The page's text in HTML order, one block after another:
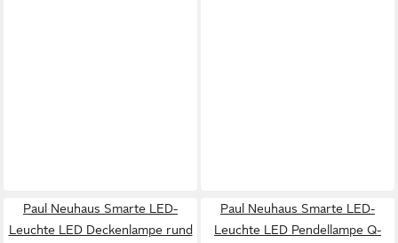
Paul Neuhaus Smarte LED-
Leuchte LED Deckenlampe rund
Paul Neuhaus Smarte LED-
Leuchte LED Pendellampe Q-